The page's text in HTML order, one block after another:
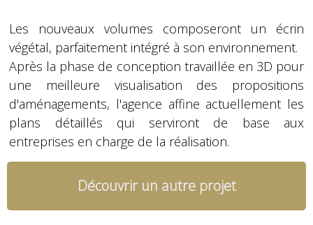
Les nouveaux volumes composeront un écrin
végétal, parfaitement intégré à son environnement.
Après la phase de conception travaillée en 3D pour
une meilleure visualisation des propositions
d'aménagements, l'agence affine actuellement les
plans détaillés qui serviront de base aux
entreprises en charge de la réalisation.
Découvrir un autre projet